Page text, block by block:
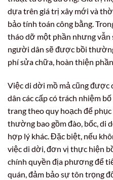
dựa trên giá trị xây mới và
bảo tính toán công bằng.
tháo dỡ một phần nhưng
người dân sẽ được bồi
phí sửa chữa, hoàn thiện
Việc di dời mồ mả cũng được
dân các cấp có trách nhiệm
trang theo quy hoạch để
thường bao gồm đào, bốc, di
hợp lý khác. Đặc biệt, nếu
việc di dời, đơn vị thực hiện
chính quyền địa phương để
quán, đảm bảo sự tôn trọng